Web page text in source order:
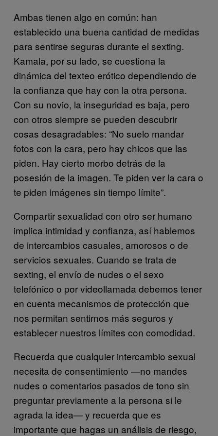
Ambas tienen algo en común: han
establecido una buena cantidad de medidas
para sentirse seguras durante el sexting.
Kamala, por su lado, se cuestiona la
dinámica del texteo erótico dependiendo de
la confianza que hay con la otra persona.
Con su novio, la inseguridad es baja, pero
con otros siempre se pueden descubrir
cosas desagradables: “No suelo mandar
fotos con la cara, pero hay chicos que las
piden. Hay cierto morbo detrás de la
posesión de la imagen. Te piden ver la cara o
te piden imágenes sin tiempo límite”.
Compartir sexualidad con otro ser humano
implica intimidad y confianza, así hablemos
de intercambios casuales, amorosos o de
servicios sexuales. Cuando se trata de
sexting, el envío de nudes o el sexo
telefónico o por videollamada debemos tener
en cuenta mecanismos de protección que
nos permitan sentirnos más seguros y
establecer nuestros límites con comodidad.
Recuerda que cualquier intercambio sexual
necesita de consentimiento —no mandes
nudes o comentarios pasados de tono sin
preguntar previamente a la persona si le
agrada la idea— y recuerda que es
importante que hagas un análisis de riesgo,